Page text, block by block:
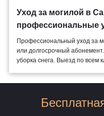
Уход за могилой в
профессиональные
Профессиональный уход за
или долгосрочный
уборка снега. Выезд по всем